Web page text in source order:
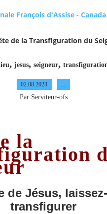
François d'Assise - Canada
de la Transfiguration du
, jesus, seigneur,
02.08.2023
Par Serviteur-ofs
la
de Jésus,
transfigurer